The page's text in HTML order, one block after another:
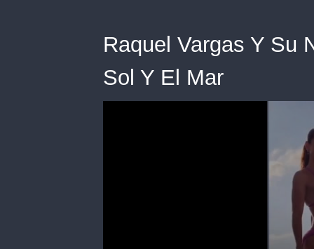
Raquel Vargas Y Su
Sol Y El Mar